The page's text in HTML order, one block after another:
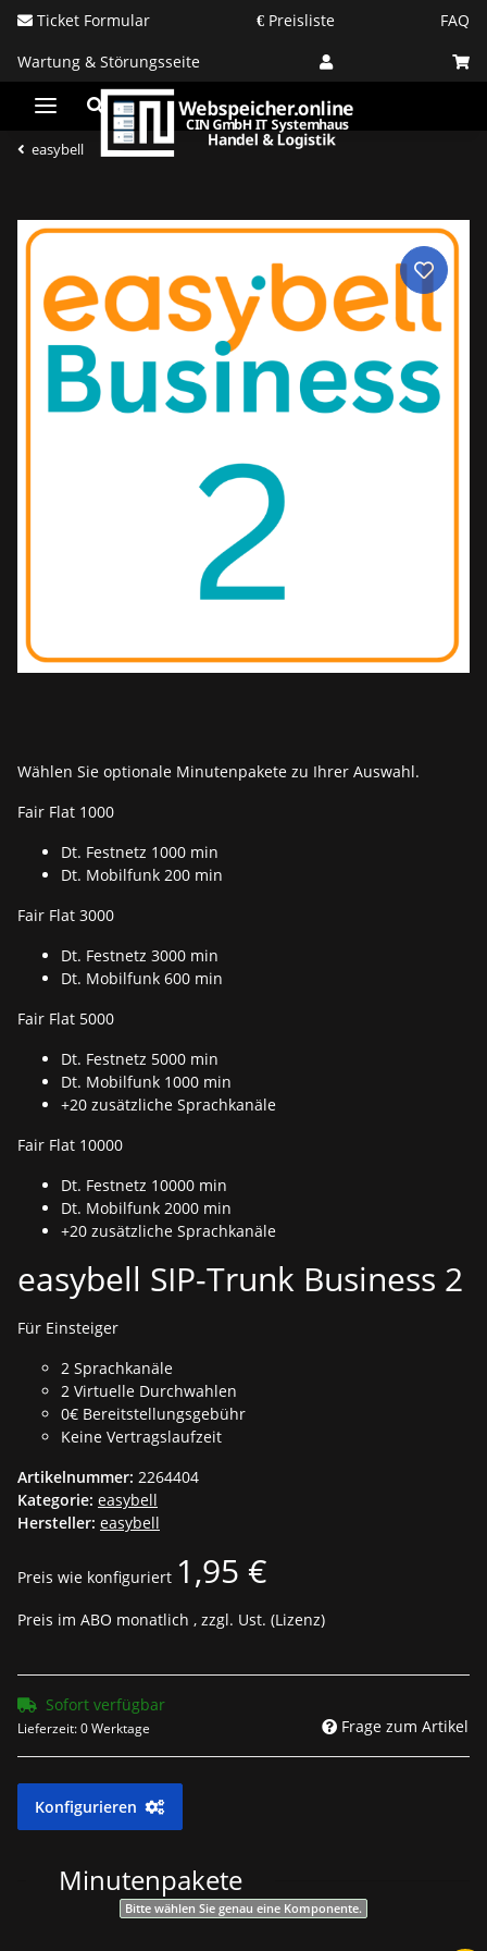
Ticket Formular Preisliste
FAQ
Wartung & Störungsseite
easybell
Wählen Sie optionale Minutenpakete zu Ihrer Auswahl.
Fair Flat 1000
Dt. Festnetz 1000 min
Dt. Mobilfunk 200 min
Fair Flat 3000
Dt. Festnetz 3000 min
Dt. Mobilfunk 600 min
Fair Flat 5000
Dt. Festnetz 5000 min
Dt. Mobilfunk 1000 min
+20 zusätzliche Sprachkanäle
Fair Flat 10000
Dt. Festnetz 10000 min
Dt. Mobilfunk 2000 min
+20 zusätzliche Sprachkanäle
easybell SIP-Trunk Business 2
Für Einsteiger
2 Sprachkanäle
2 Virtuelle Durchwahlen
0€ Bereitstellungsgebühr
Keine Vertragslaufzeit
Artikelnummer: 2264404
Kategorie: easybell
Hersteller: easybell
Preis wie konfiguriert 1,95 €
Preis im ABO monatlich , zzgl. Ust. (Lizenz)
Sofort verfügbar
Lieferzeit:0 Werktage Frage zum Artikel
Konfigurieren
Minutenpakete
Bitte wählen Sie genau eine Komponente.